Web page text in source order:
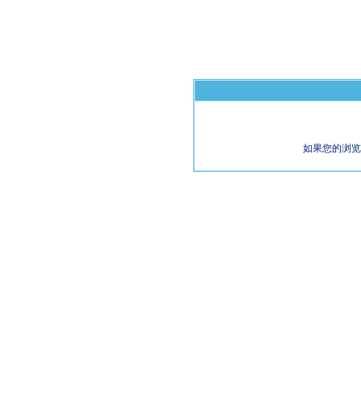
如果您的浏